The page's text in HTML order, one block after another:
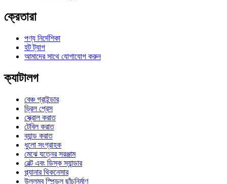
ক্রেতারা
পণ্য নির্দেশিকা
হট ট্যাগ
আমাদের সাথে যোগাযোগ করুন
ক্যাটালগ
বেঞ্চ গ্রাইন্ডার
ড্রিল প্রেস
স্ক্রোল করাত
টেবিল করাত
ব্যান্ড করাত
ধুলো সংগ্রাহক
মেঝে যত্নের সরঞ্জাম
বেল্ট এবং ডিস্ক স্যান্ডার
প্ল্যানার থিকনেসার
উল্লম্ব স্পিন্ডল ছাঁচনির্মাণ